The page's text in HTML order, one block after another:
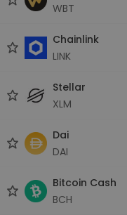
WBT
Chainlink
LINK
Stellar
XLM
Dai
DAI
Bitcoin Cash
BCH